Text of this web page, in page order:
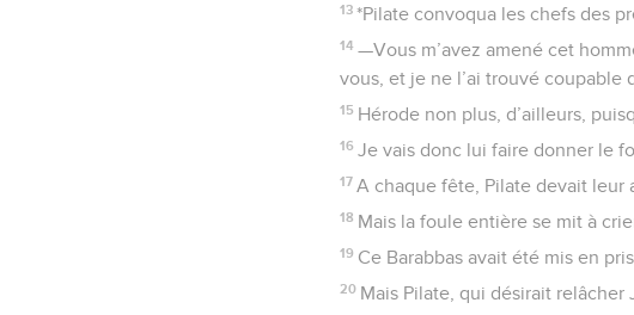
13 *Pilate convoqua les chefs des
14 —Vous m’avez amené cet
vous, et je ne l’ai trouvé coupable
15 Hérode non plus, d’ailleurs,
16 Je vais donc lui faire donner le
17 A chaque fête, Pilate devait leur
18 Mais la foule entière se mit à
19 Ce Barabbas avait été mis en
20 Mais Pilate, qui désirait relâcher